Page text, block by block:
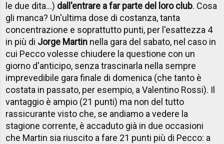
le due dita...) dall'entrare a far parte del loro club. Cosa
gli manca? Un'ultima dose di costanza, tanta
concentrazione e soprattutto punti, per l'esattezza 4
in più di Jorge Martin nella gara del sabato, nel caso in
cui Pecco volesse chiudere la questione con un
giorno d'anticipo, senza trascinarla nella sempre
imprevedibile gara finale di domenica (che tanto è
costata in passato, per esempio, a Valentino Rossi). Il
vantaggio è ampio (21 punti) ma non del tutto
rassicurante visto che, se andiamo a vedere la
stagione corrente, è accaduto già in due occasioni
che Martin sia riuscito a fare 21 punti più di Pecco: a